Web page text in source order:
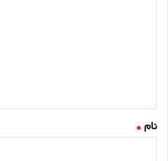
نام*